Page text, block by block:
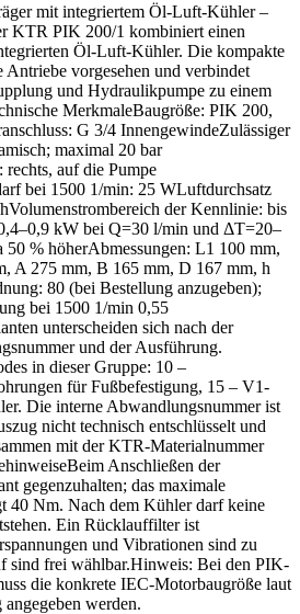
mit integriertem Öl-Luft-Kühler –
KTR PIK 200/1 kombiniert einen
Öl-Luft-Kühler. Die kompakte
vorgesehen und verbindet
und Hydraulikpumpe zu einem
MerkmaleBaugröße: PIK 200,
G 3/4 InnengewindeZulässiger
maximal 20 bar
auf die Pumpe
bei 1500 1/min: 25 WLuftdurchsatz
der Kennlinie: bis
kW bei Q=30 l/min und ΔT=20–
% höherAbmessungen: L1 100 mm,
A 275 mm, B 165 mm, D 167 mm, h
80 (bei Bestellung anzugeben);
bei 1500 1/min 0,55
unterscheiden sich nach der
und der Ausführung.
in dieser Gruppe: 10 –
für Fußbefestigung, 15 – V1-
Die interne Abwandlungsnummer ist
nicht technisch entschlüsselt und
mit der KTR-Materialnummer
Anschließen der
gegenzuhalten; das maximale
40 Nm. Nach dem Kühler darf keine
Ein Rücklauffilter ist
und Vibrationen sind zu
sind frei wählbar.Hinweis: Bei den PIK-
die konkrete IEC-Motorbaugröße laut
werden.